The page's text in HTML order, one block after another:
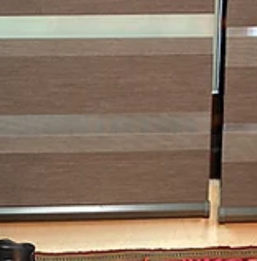
Voluntariado “Legislando con...